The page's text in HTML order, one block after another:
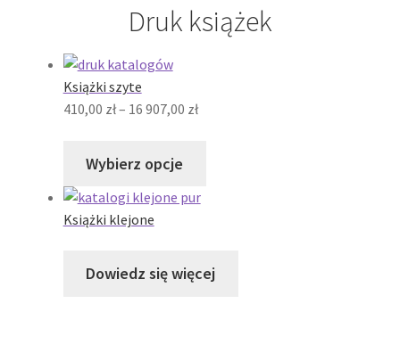
Druk książek
Książki szyte
410,00 zł– 16 907,00 złZakres
do
Wybierz opcje
Książki klejone
Dowiedz się więcej